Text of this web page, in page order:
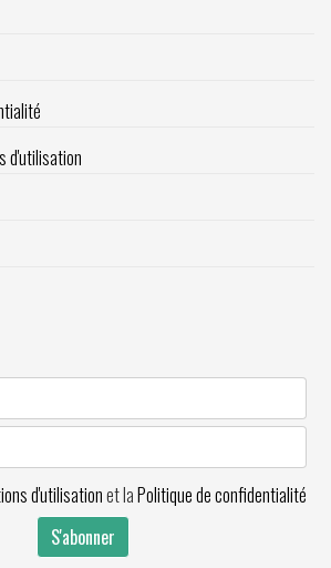
d'utilisation
d'utilisationet laPolitique de confidentialité